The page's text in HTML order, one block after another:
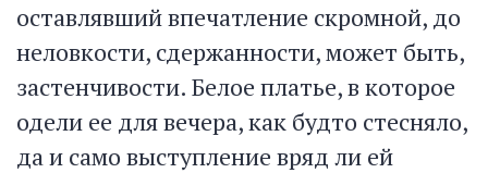
оставлявший впечатление скромной, до
неловкости, сдержанности, может быть,
застенчивости. Белое платье, в которое
одели ее для вечера, как будто стесняло,
да и само выступление вряд ли ей